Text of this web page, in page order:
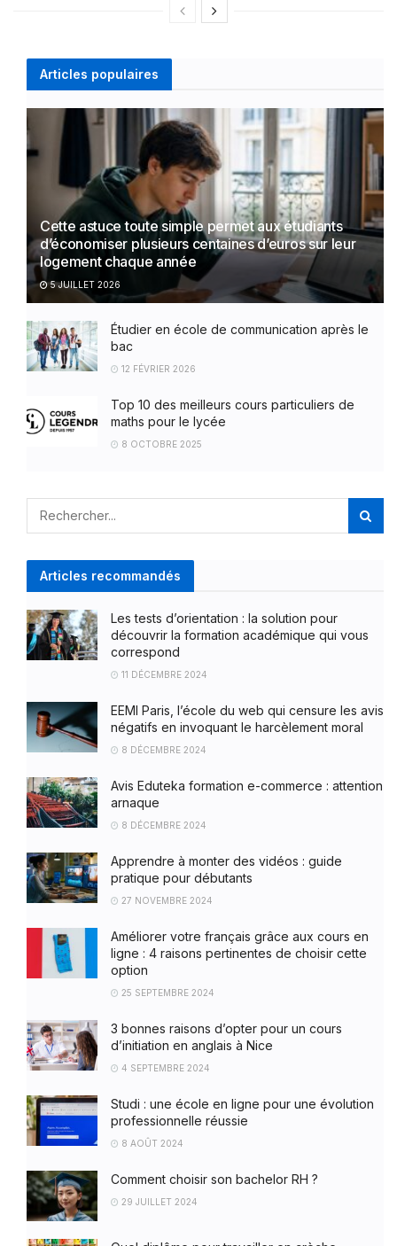
Articles populaires
Cette astuce toute simple permet aux étudiants
d’économiser plusieurs centaines d’euros sur leur
logement chaque année
5 JUILLET 2026
Étudier en école de communication après le
bac
12 FÉVRIER 2026
Top 10 des meilleurs cours particuliers de
maths pour le lycée
8 OCTOBRE 2025
Articles recommandés
Les tests d’orientation : la solution pour
découvrir la formation académique qui vous
correspond
11 DÉCEMBRE 2024
EEMI Paris, l’école du web qui censure les avis
négatifs en invoquant le harcèlement moral
8 DÉCEMBRE 2024
Avis Eduteka formation e-commerce : attention
arnaque
8 DÉCEMBRE 2024
Apprendre à monter des vidéos : guide
pratique pour débutants
27 NOVEMBRE 2024
Améliorer votre français grâce aux cours en
ligne : 4 raisons pertinentes de choisir cette
option
25 SEPTEMBRE 2024
3 bonnes raisons d’opter pour un cours
d’initiation en anglais à Nice
4 SEPTEMBRE 2024
Studi : une école en ligne pour une évolution
professionnelle réussie
8 AOÛT 2024
Comment choisir son bachelor RH ?
29 JUILLET 2024